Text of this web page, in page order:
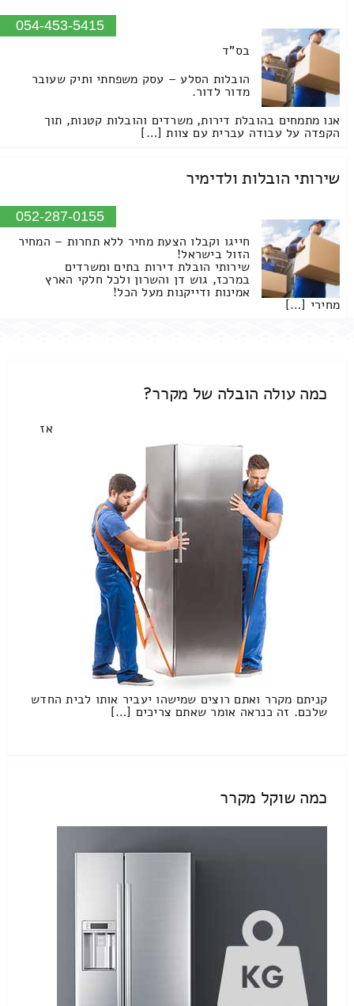
054-453-5415
בס"ד
הובלות הסלע – עסק משפחתי ותיק שעובר
מדור לדור.
אנו מתמחים בהובלת דירות, משרדים והובלות קטנות, תוך
הקפדה על עבודה עברית עם צוות […]
שירותי הובלות ולדימיר
052-287-0155
חייגו וקבלו הצעת מחיר ללא תחרות – המחיר
הזול בישראל!
שירותי הובלת דירות בתים ומשרדים
במרכז, גוש דן והשרון ולכל חלקי הארץ
אמינות ודייקנות מעל הכל!
מחירי […]
כמה עולה הובלה של מקרר?
אז
קניתם מקרר ואתם רוצים שמישהו יעביר אותו לבית החדש
שלכם. זה כנראה אומר שאתם צריכים […]
כמה שוקל מקרר